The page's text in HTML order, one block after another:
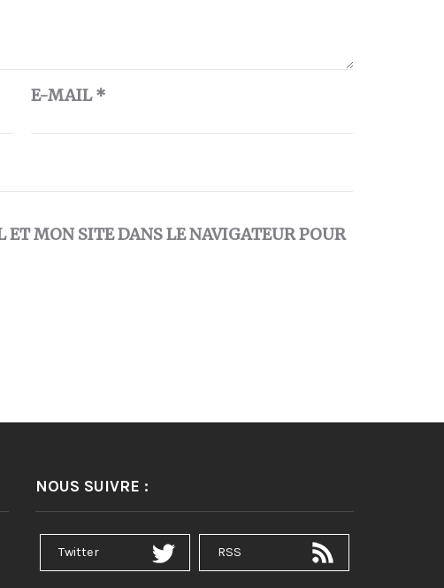
E-MAIL*
MON SITE DANS LE NAVIGATEUR POUR
NOUS SUIVRE :
Twitter RSS